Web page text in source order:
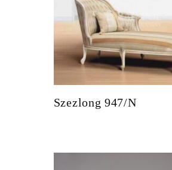
Szezlong 947/N